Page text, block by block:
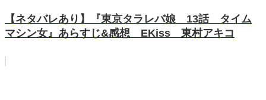
【ネタバレあり】『東京タラレバ娘 13話 タイム
マシン女』あらすじ&感想 EKiss 東村アキコ